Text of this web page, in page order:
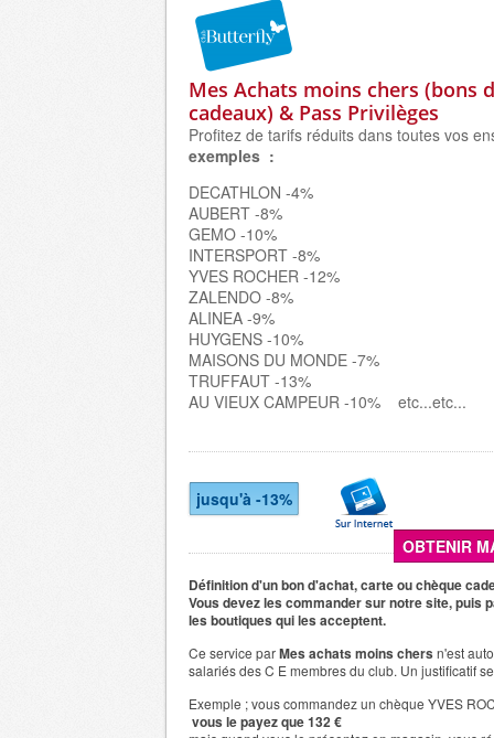
Mes Achats moins chers (bons
cadeaux) & Pass Privilèges
Profitez de tarifs réduits dans toutes vos
exemples :
DECATHLON -4%
AUBERT -8%
GEMO -10%
INTERSPORT -8%
YVES ROCHER -12%
ZALENDO -8%
ALINEA -9%
HUYGENS -10%
MAISONS DU MONDE -7%
TRUFFAUT -13%
AU VIEUX CAMPEUR -10% etc...etc...
jusqu'à -13%
OBTENIR
Définition d'un bon d'achat, carte ou chèque
Vous devez les commander sur notre site, puis
les boutiques qui les acceptent.
Ce service parMes achats moins chers n'est
salariés des C E membres du club. Un justificatif
Exemple ; vous commandez un chèque YVES
vous le payez que 132 €